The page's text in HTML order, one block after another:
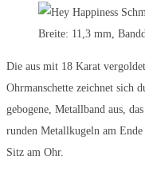
Breite: 11,3 mm,
Die aus mit 18 Karat
Ohrmanschette zeichnet sich
gebogene, Metallband aus,
runden Metallkugeln am
Sitz am Ohr.